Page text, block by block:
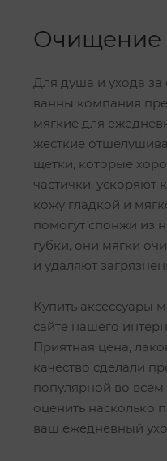
Очищение
Для душа и ухода
ванны компания
мягкие для
жесткие
щетки, которые
частички,
кожу гладкой и
помогут спонжи из
губки, они мягки
и удаляют
Купить аксессуары
сайте нашего
Приятная цена,
качество сделали
популярной во
оценить насколько
ваш ежедневный